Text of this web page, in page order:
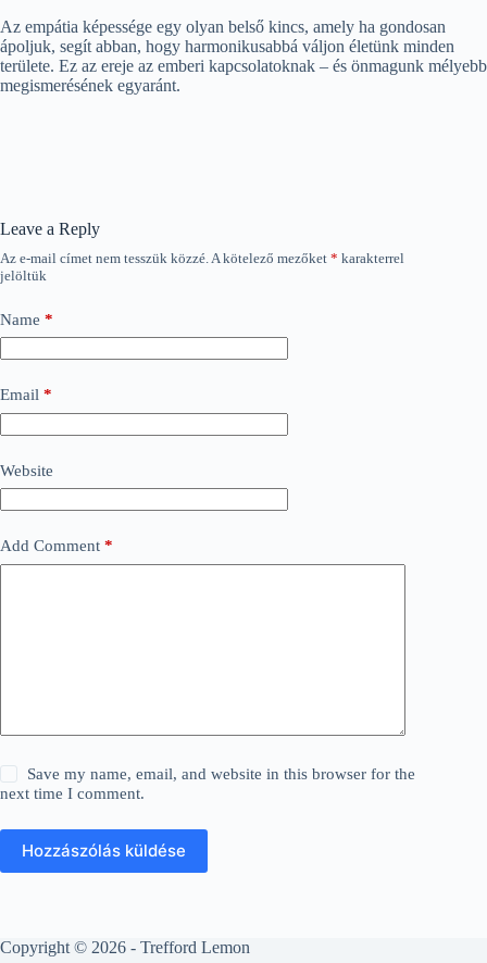
Az empátia képessége egy olyan belső kincs, amely ha gondosan
ápoljuk, segít abban, hogy harmonikusabbá váljon életünk minden
területe. Ez az ereje az emberi kapcsolatoknak – és önmagunk mélyebb
megismerésének egyaránt.
Leave a Reply
Az e-mail címet nem tesszük közzé. A kötelező mezőket * karakterrel
jelöltük
Name *
Email *
Website
Add Comment *
Save my name, email, and website in this browser for the
next time I comment.
Hozzászólás küldése
Copyright © 2026 - Trefford Lemon